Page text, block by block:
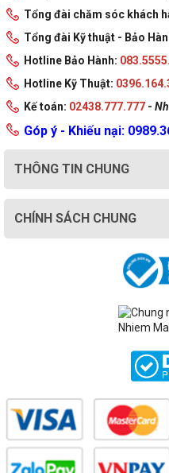
Tổng đài chăm sóc khách
Tổng đài Kỹ thuật - Bảo
Hotline Bảo Hành:
Hotline Kỹ Thuật:
Kế toán: 02438.777.777 -
Góp ý - Khiếu nại:
THÔNG TIN CHUNG
CHÍNH SÁCH CHUNG